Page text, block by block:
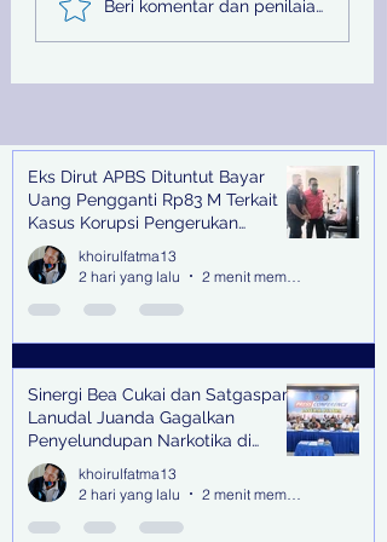
Satgaspam Lanudal
Juanda Gagalkan
Beri komentar dan penilaian...
Recent Posts
Eks Dirut APBS Dituntut Bayar
Uang Pengganti Rp83 M Terkait
Kasus Korupsi Pengerukan
Tanjung Perak
khoirulfatma13
2 hari yang lalu
Sinergi Bea Cukai dan Satgaspam
Lanudal Juanda Gagalkan
Penyelundupan Narkotika di
Bandara Juanda
khoirulfatma13
2 hari yang lalu